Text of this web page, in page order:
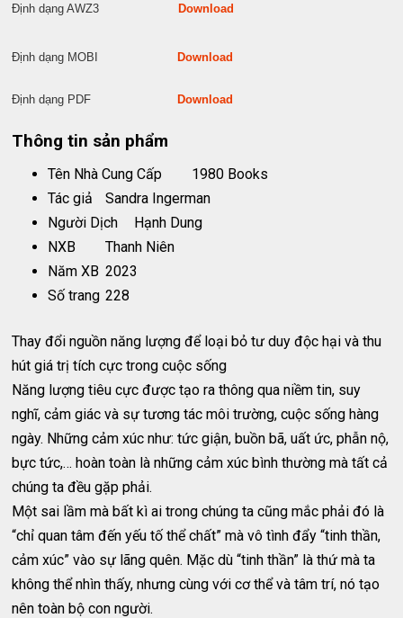
Định dạng AWZ3Download
Định dạng MOBIDownload
Định dạng PDFDownload
Thông tin sản phẩm
Tên Nhà Cung Cấp
1980 Books
Tác giả
Sandra Ingerman
Người Dịch
Hạnh Dung
NXB
Thanh Niên
Năm XB 2023
Số trang 228
Thay đổi nguồn năng lượng để loại bỏ tư duy độc hại và thu
hút giá trị tích cực trong cuộc sống
Năng lượng tiêu cực được tạo ra thông qua niềm tin, suy
nghĩ, cảm giác và sự tương tác môi trường, cuộc sống hàng
ngày. Những cảm xúc như: tức giận, buồn bã, uất ức, phẫn nộ,
bực tức,… hoàn toàn là những cảm xúc bình thường mà tất cả
chúng ta đều gặp phải.
Một sai lầm mà bất kì ai trong chúng ta cũng mắc phải đó là
“chỉ quan tâm đến yếu tố thể chất” mà vô tình đẩy “tinh thần,
cảm xúc” vào sự lãng quên. Mặc dù “tinh thần” là thứ mà ta
không thể nhìn thấy, nhưng cùng với cơ thể và tâm trí, nó tạo
nên toàn bộ con người.